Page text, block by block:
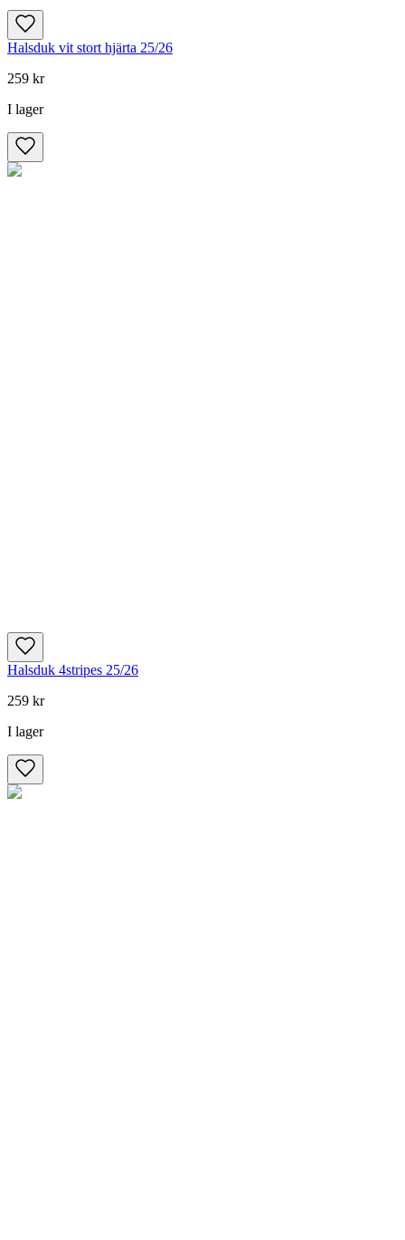
Halsduk vit stort hjärta 25/26
259 kr
I lager
Halsduk 4stripes 25/26
259 kr
I lager